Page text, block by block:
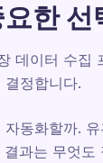
한 선
데이터 수집
정합니다.
동화할까.
과는 무엇도